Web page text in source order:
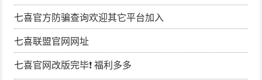
七喜官方防骗查询欢迎其它平台加入
七喜联盟官网网址
七喜官网改版完毕❗️ 福利多多